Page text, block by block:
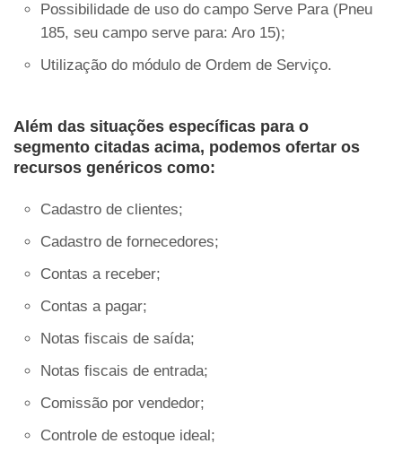
Possibilidade de uso do campo Serve Para (Pneu
185, seu campo serve para: Aro 15);
Utilização do módulo de Ordem de Serviço.
Além das situações específicas para o
segmento citadas acima, podemos ofertar os
recursos genéricos como:
Cadastro de clientes;
Cadastro de fornecedores;
Contas a receber;
Contas a pagar;
Notas fiscais de saída;
Notas fiscais de entrada;
Comissão por vendedor;
Controle de estoque ideal;